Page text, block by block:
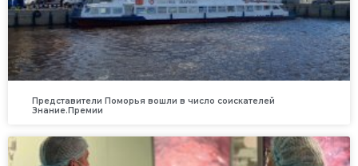
Представители Поморья вошли в число соискателей
Знание.Премии